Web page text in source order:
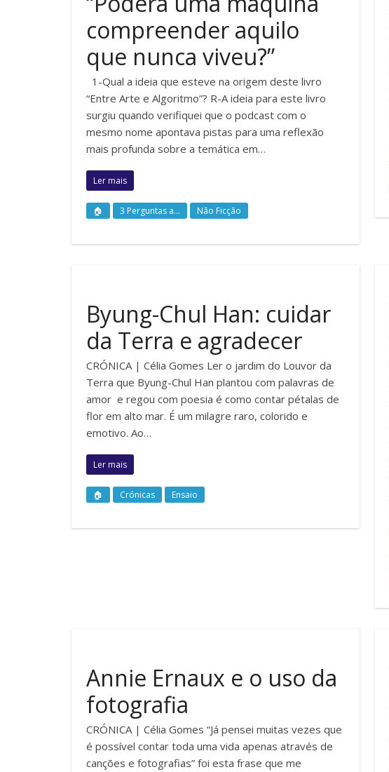
compreender aquilo
que nunca viveu?”
1-Qual a ideia que esteve na origem deste livro
“Entre Arte e Algoritmo”? R-A ideia para este livro
surgiu quando verifiquei que o podcast com o
mesmo nome apontava pistas para uma reflexão
mais profunda sobre a temática em…
Ler mais
🏠 3 Perguntas a... Não Ficção
Byung-Chul Han: cuidar
da Terra e agradecer
CRÓNICA | Célia Gomes Ler o jardim do Louvor da
Terra que Byung-Chul Han plantou com palavras de
amor e regou com poesia é como contar pétalas de
flor em alto mar. É um milagre raro, colorido e
emotivo. Ao…
Ler mais
🏠 Crónicas Ensaio
Annie Ernaux e o uso da
fotografia
CRÓNICA | Célia Gomes “Já pensei muitas vezes que
é possível contar toda uma vida apenas através de
canções e fotografias” foi esta frase que me